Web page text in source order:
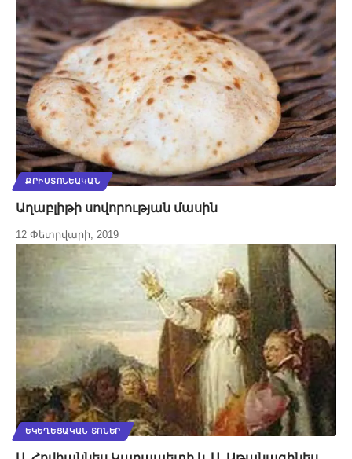
ՔՐԻՍՏՈՆԵԱԿԱՆ
Աղաբլիթի սովորության մասին
12 Փետրվարի, 2019
ԵԿԵՂԵՑԱԿԱՆ ՏՈՆԵՐ